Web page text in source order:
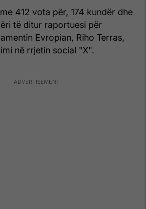
412 vota për, 174 kundër dhe
të ditur raportuesi për
Evropian, Riho Terras,
në rrjetin social "X".